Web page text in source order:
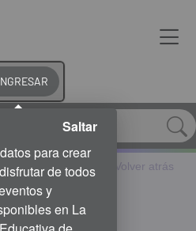
Volver atrás
Saltar